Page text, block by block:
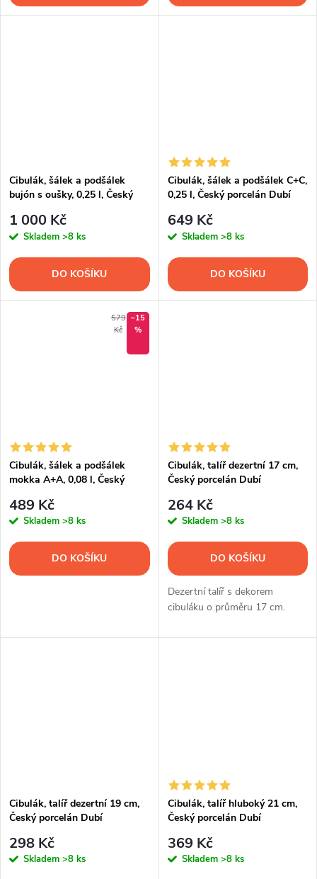
Cibulák, šálek a podšálek
bujón s oušky, 0,25 l, Český
1 000 Kč
Skladem >8 ks
DO KOŠÍKU
Cibulák, šálek a podšálek C+C,
0,25 l, Český porcelán Dubí
649 Kč
Skladem >8 ks
DO KOŠÍKU
579
Kč
–15
%
Cibulák, šálek a podšálek
mokka A+A, 0,08 l, Český
489 Kč
Skladem >8 ks
DO KOŠÍKU
Cibulák, talíř dezertní 17 cm,
Český porcelán Dubí
264 Kč
Skladem >8 ks
DO KOŠÍKU
Dezertní talíř s dekorem
cibuláku o průměru 17 cm.
Cibulák, talíř dezertní 19 cm,
Český porcelán Dubí
298 Kč
Skladem >8 ks
Cibulák, talíř hluboký 21 cm,
Český porcelán Dubí
369 Kč
Skladem >8 ks